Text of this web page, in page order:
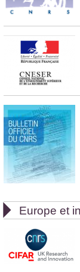
 Europe et